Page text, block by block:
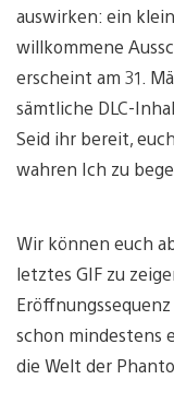
auswirken: ein
willkommene
erscheint am 31.
sämtliche DLC-
Seid ihr bereit,
wahren Ich zu
Wir können euch
letztes GIF zu
schon mindestens
die Welt der